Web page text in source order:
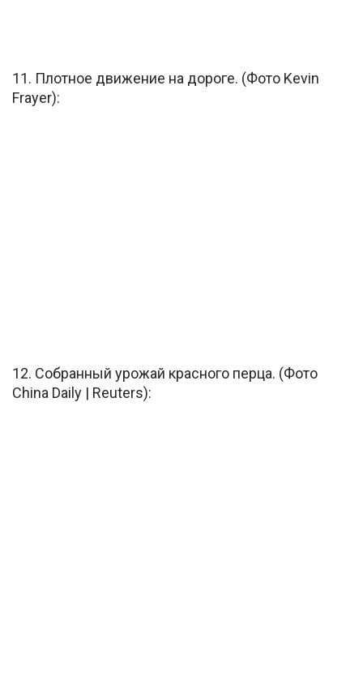
11. Плотное движение на дороге. (Фото Kevin
Frayer):
12. Собранный урожай красного перца. (Фото
China Daily | Reuters):